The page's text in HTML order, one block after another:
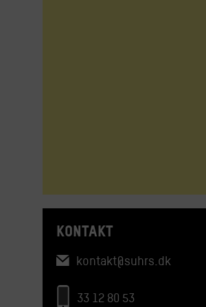
KONTAKT
kontakt@suhrs.dk
33 12 80 53